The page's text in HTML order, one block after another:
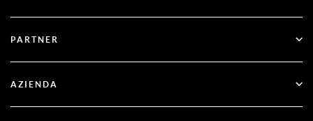
Settore Finanziario
Blog
Documentazione
Assistenza clienti
PARTNER
Diventare partner
AZIENDA